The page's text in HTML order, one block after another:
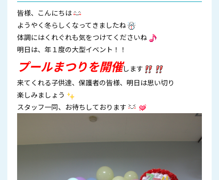
皆様、こんにちは
ようやく冬らしくなってきましたね
体調にはくれぐれも気をつけてくださいね
明日は、年１度の大型イベント！！
プールまつりを開催します
来てくれる子供達、保護者の皆様、明日は思い切り
楽しみましょう
スタッフ一同、お待ちしております